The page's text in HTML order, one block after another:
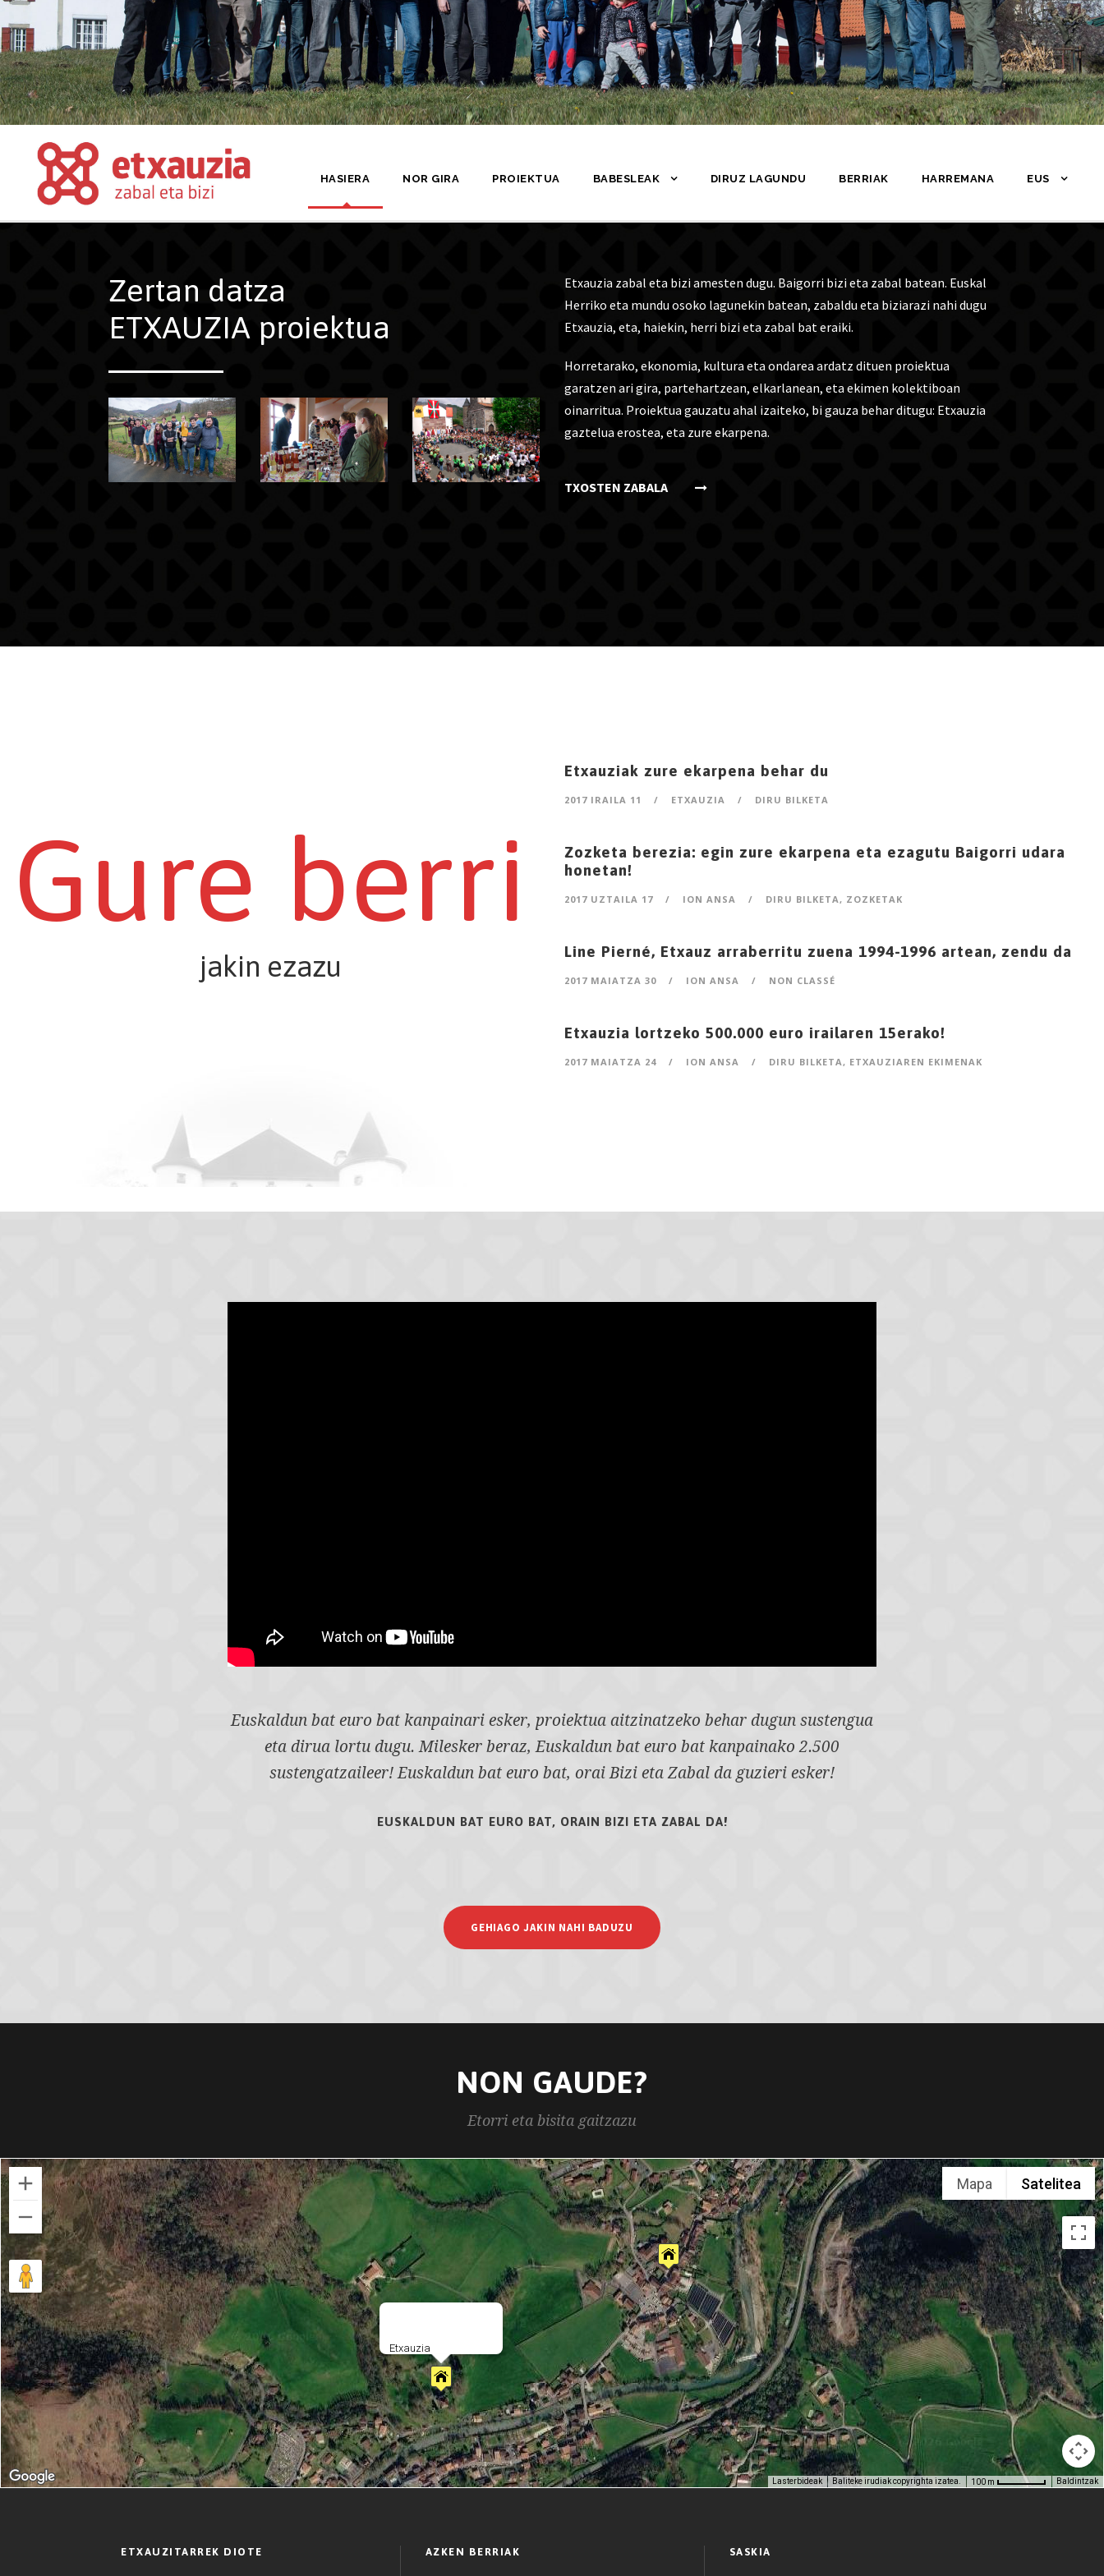
HASIERA NOR GIRA PROIEKTUA BABESLEAK DIRUZ LAGUNDU BERRIAK HARREMANA EUS
Zertan datza
ETXAUZIA proiektua
Etxauzia zabal eta bizi amesten dugu. Baigorri bizi eta zabal batean. Euskal
Herriko eta mundu osoko lagunekin batean, zabaldu eta biziarazi nahi dugu
Etxauzia, eta, haiekin, herri bizi eta zabal bat eraiki.
Horretarako, ekonomia, kultura eta ondarea ardatz dituen proiektua
garatzen ari gira, partehartzean, elkarlanean, eta ekimen kolektiboan
oinarritua. Proiektua gauzatu ahal izaiteko, bi gauza behar ditugu: Etxauzia
gaztelua erostea, eta zure ekarpena.
TXOSTEN ZABALA
Gure berri
jakin ezazu
Etxauziak zure ekarpena behar du
2017 IRAILA 11 / ETXAUZIA / DIRU BILKETA
Zozketa berezia: egin zure ekarpena eta ezagutu Baigorri udara
honetan!
2017 UZTAILA 17 / ION ANSA / DIRU BILKETA, ZOZKETAK
Line Pierné, Etxauz arraberritu zuena 1994-1996 artean, zendu da
2017 MAIATZA 30 / ION ANSA / NON CLASSÉ
Etxauzia lortzeko 500.000 euro irailaren 15erako!
2017 MAIATZA 24 / ION ANSA / DIRU BILKETA, ETXAUZIAREN EKIMENAK
Euskaldun bat euro bat kanpainari esker, proiektua aitzinatzeko behar dugun sustengua
eta dirua lortu dugu. Milesker beraz, Euskaldun bat euro bat kanpainako 2.500
sustengatzaileer! Euskaldun bat euro bat, orai Bizi eta Zabal da guzieri esker!
EUSKALDUN BAT EURO BAT, ORAIN BIZI ETA ZABAL DA!
GEHIAGO JAKIN NAHI BADUZU
NON GAUDE?
Etorri eta bisita gaitzazu
Etxauzia
Mapa Satelitea
Lasterbideak Baliteke irudiak copyrighta izatea. 100 m Baldintzak
ETXAUZITARREK DIOTE AZKEN BERRIAK SASKIA